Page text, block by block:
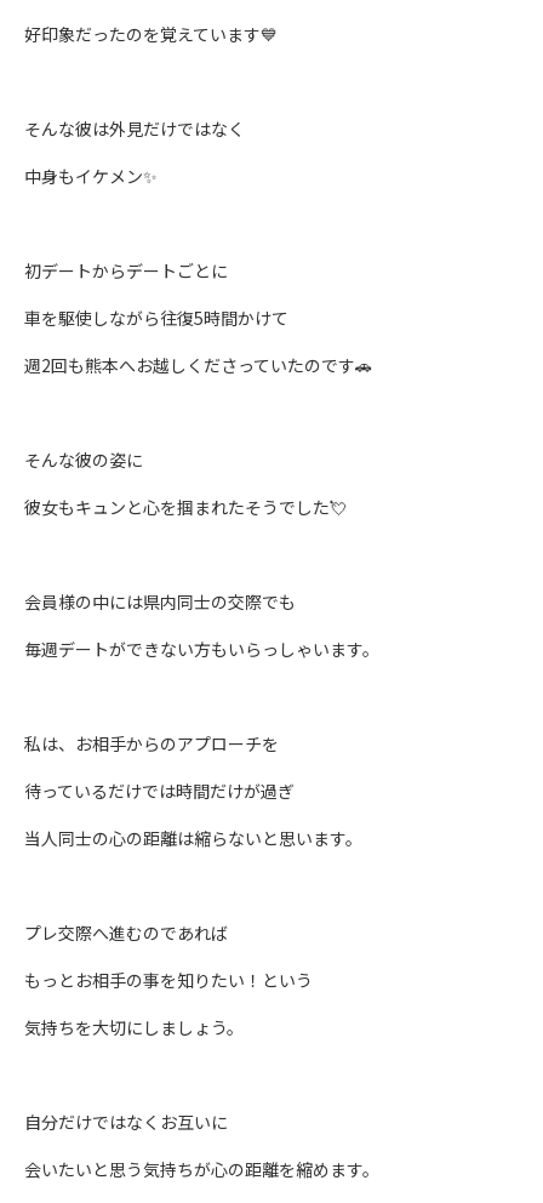
好印象だったのを覚えています💙
そんな彼は外見だけではなく
中身もイケメン✨
初デートからデートごとに
車を駆使しながら往復5時間かけて
週2回も熊本へお越しくださっていたのです🚗
そんな彼の姿に
彼女もキュンと心を掴まれたそうでした💘
会員様の中には県内同士の交際でも
毎週デートができない方もいらっしゃいます。
私は、お相手からのアプローチを
待っているだけでは時間だけが過ぎ
当人同士の心の距離は縮らないと思います。
プレ交際へ進むのであれば
もっとお相手の事を知りたい！という
気持ちを大切にしましょう。
自分だけではなくお互いに
会いたいと思う気持ちが心の距離を縮めます。